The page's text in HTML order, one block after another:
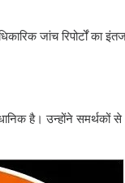
जांच रिपोर्टों का
है। उन्होंने समर्थकों से